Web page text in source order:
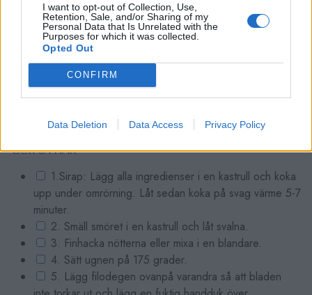
I want to opt-out of Collection, Use,
Retention, Sale, and/or Sharing of my
Personal Data that Is Unrelated with the
Purposes for which it was collected.
Opted Out
CONFIRM
Data Deletion Data Access Privacy Policy
3 1/2 dl strösocker
3 dl vatten
Citronsaft av 1/2 citron + skal
1 kanelstång
1 tsk vaniljsocker
FYLLNING
GÖR SÅ HÄR
1.Sirap: Lägg alla ingredienser i en kastrull och koka
upp under omrörning. Låt sedan koka på svag värme 5-7
minuter.
2. Smäll smöret i en kastrull och låt svalna.
3. Finhacka nötterna eller mixa i en blandare.
4. Sätt ugnen på 175 grader.
5. Lägg filodegen ovanpå varandra så att bladen